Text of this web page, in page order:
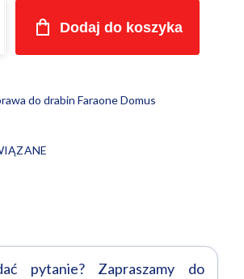
Dodaj do koszyka
do drabin Faraone Domus
pytanie? Zapraszamy do